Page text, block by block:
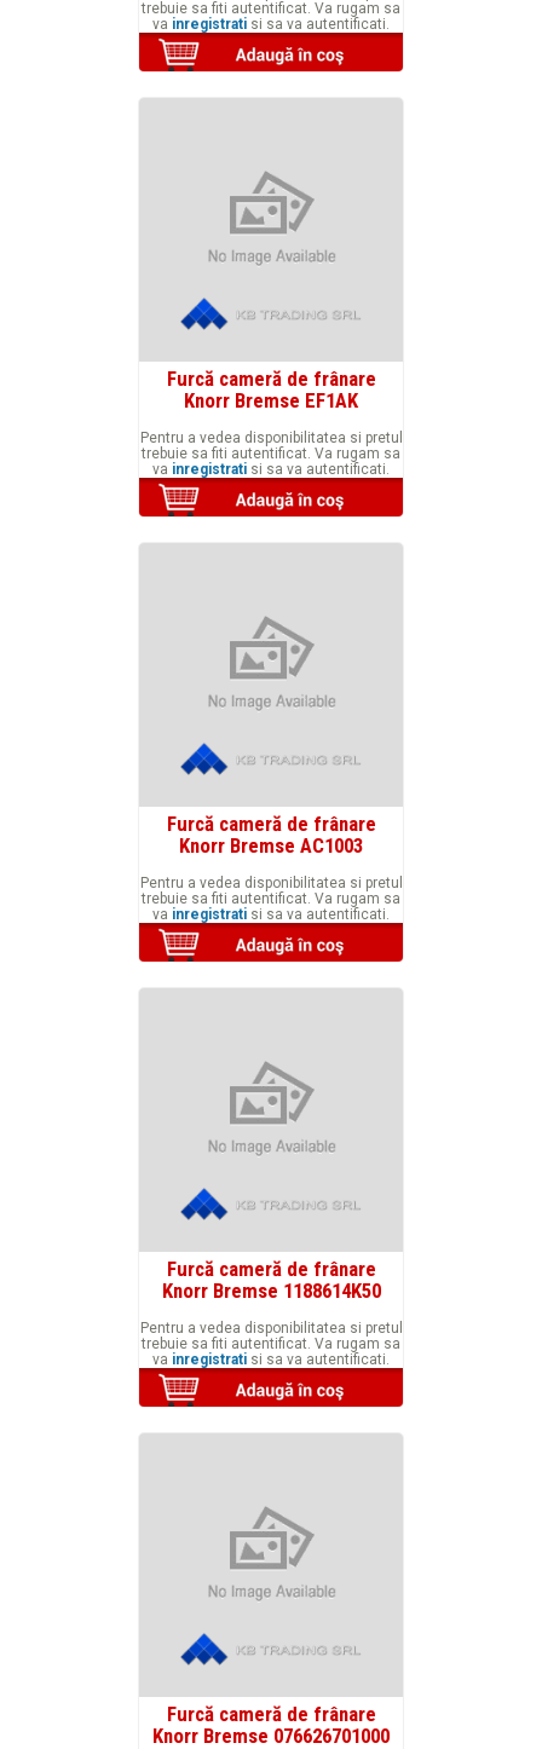
trebuie sa fiti autentificat. Va rugam sa
va inregistrati si sa va autentificati.
Furcă cameră de frânare
Knorr Bremse EF1AK
Pentru a vedea disponibilitatea si pretul
trebuie sa fiti autentificat. Va rugam sa
va inregistrati si sa va autentificati.
Furcă cameră de frânare
Knorr Bremse AC1003
Pentru a vedea disponibilitatea si pretul
trebuie sa fiti autentificat. Va rugam sa
va inregistrati si sa va autentificati.
Furcă cameră de frânare
Knorr Bremse 1188614K50
Pentru a vedea disponibilitatea si pretul
trebuie sa fiti autentificat. Va rugam sa
va inregistrati si sa va autentificati.
Furcă cameră de frânare
Knorr Bremse 076626701000